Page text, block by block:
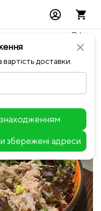
close
доставки.
збережені адреси
онлайн оплатами🥺🔧